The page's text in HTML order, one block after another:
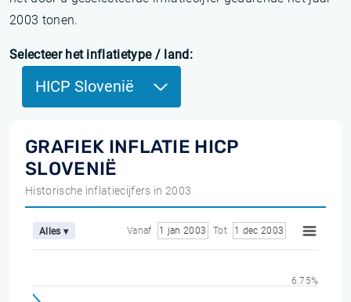
2003 tonen.
Selecteer het inflatietype / land:
HICP Slovenië
GRAFIEK INFLATIE HICP
SLOVENIË
Historische inflatiecijfers in 2003
Alles ▾ Vanaf 1 jan 2003 Tot 1 dec 2003
6.75%